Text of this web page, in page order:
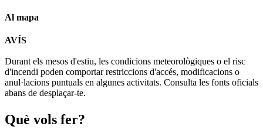
Al mapa
−
AVÍS
Durant els mesos d'estiu, les condicions meteorològiques o el risc
d'incendi poden comportar restriccions d'accés, modificacions o
anul·lacions puntuals en algunes activitats. Consulta les fonts oficials
abans de desplaçar-te.
Què vols fer?